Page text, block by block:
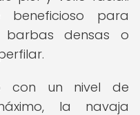
beneficioso para
barbas densas o
con un nivel de
la navaja